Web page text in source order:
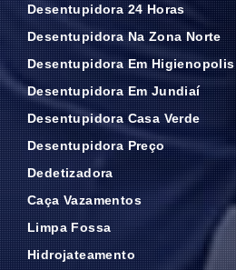
Desentupidora 24 Horas
Desentupidora Na Zona Norte
Desentupidora Em Higienopolis
Desentupidora Em Jundiaí
Desentupidora Casa Verde
Desentupidora Preço
Dedetizadora
Caça Vazamentos
Limpa Fossa
Hidrojateamento